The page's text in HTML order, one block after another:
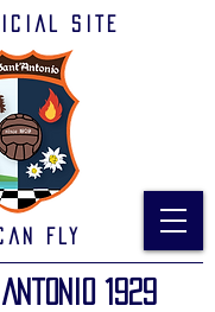
site
Fly
1929